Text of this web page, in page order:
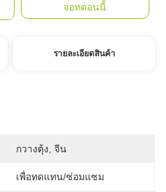
จอทตอนนี้
รายละเอียดสินค้า
กวางตุ้ง, จีน
เพื่อทดแทน/ซ่อมแซม